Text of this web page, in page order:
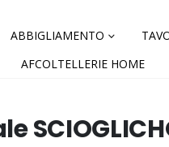
ABBIGLIAMENTO
AFCOLTELLERIE HOME